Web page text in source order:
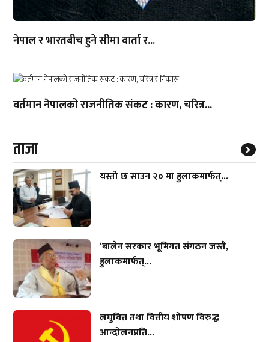
नेपाल र भारतबीच हुने सीमा वार्ता र...
वर्तमान नेपालको राजनीतिक संकट : कारण, चरित्र...
ताजा
यस्तो छ साउन २० मा हुलाकमार्फत्...
‘बालेन सरकार भूमिगत संगठन जस्तै,
हुलाकमार्फत्...
लघुवित्त तथा वित्तीय शोषण विरुद्ध
आन्दोलनप्रति...